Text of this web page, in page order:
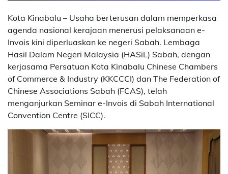
Kota Kinabalu – Usaha berterusan dalam memperkasa
agenda nasional kerajaan menerusi pelaksanaan e-
Invois kini diperluaskan ke negeri Sabah. Lembaga
Hasil Dalam Negeri Malaysia (HASiL) Sabah, dengan
kerjasama Persatuan Kota Kinabalu Chinese Chambers
of Commerce & Industry (KKCCCI) dan The Federation of
Chinese Associations Sabah (FCAS), telah
menganjurkan Seminar e-Invois di Sabah International
Convention Centre (SICC).